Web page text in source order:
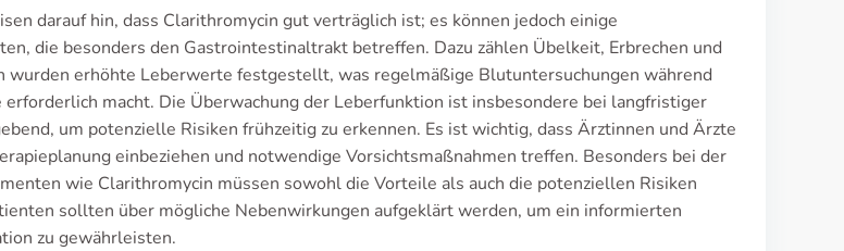
darauf hin, dass Clarithromycin gut verträglich ist; es können jedoch einige
die besonders den Gastrointestinaltrakt betreffen. Dazu zählen Übelkeit, Erbrechen und
wurden erhöhte Leberwerte festgestellt, was regelmäßige Blutuntersuchungen während
macht. Die Überwachung der Leberfunktion ist insbesondere bei langfristiger
um potenzielle Risiken frühzeitig zu erkennen. Es ist wichtig, dass Ärztinnen und Ärzte
einbeziehen und notwendige Vorsichtsmaßnahmen treffen. Besonders bei der
wie Clarithromycin müssen sowohl die Vorteile als auch die potenziellen Risiken
sollten über mögliche Nebenwirkungen aufgeklärt werden, um ein informierten
zu gewährleisten.